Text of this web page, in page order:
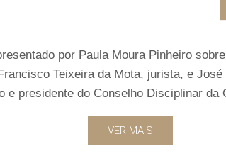
por Paula Moura Pinheiro
Teixeira da Mota, jurista, e
e presidente do Conselho Disciplinar da
VER MAIS